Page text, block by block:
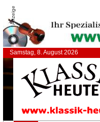
Anzeige
Samstag, 8. August 2026